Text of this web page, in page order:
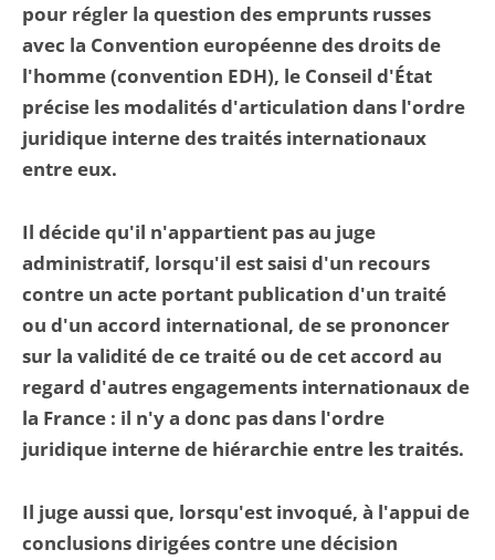
pour régler la question des emprunts russes
avec la Convention européenne des droits de
l'homme (convention EDH), le Conseil d'État
précise les modalités d'articulation dans l'ordre
juridique interne des traités internationaux
entre eux.
Il décide qu'il n'appartient pas au juge
administratif, lorsqu'il est saisi d'un recours
contre un acte portant publication d'un traité
ou d'un accord international, de se prononcer
sur la validité de ce traité ou de cet accord au
regard d'autres engagements internationaux de
la France : il n'y a donc pas dans l'ordre
juridique interne de hiérarchie entre les traités.
Il juge aussi que, lorsqu'est invoqué, à l'appui de
conclusions dirigées contre une décision